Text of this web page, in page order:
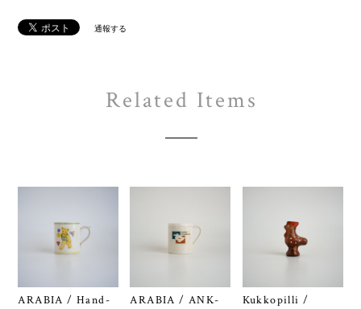
通報する
Related Items
ARABIA / Hand-
ARABIA / ANK-
Kukkopilli /